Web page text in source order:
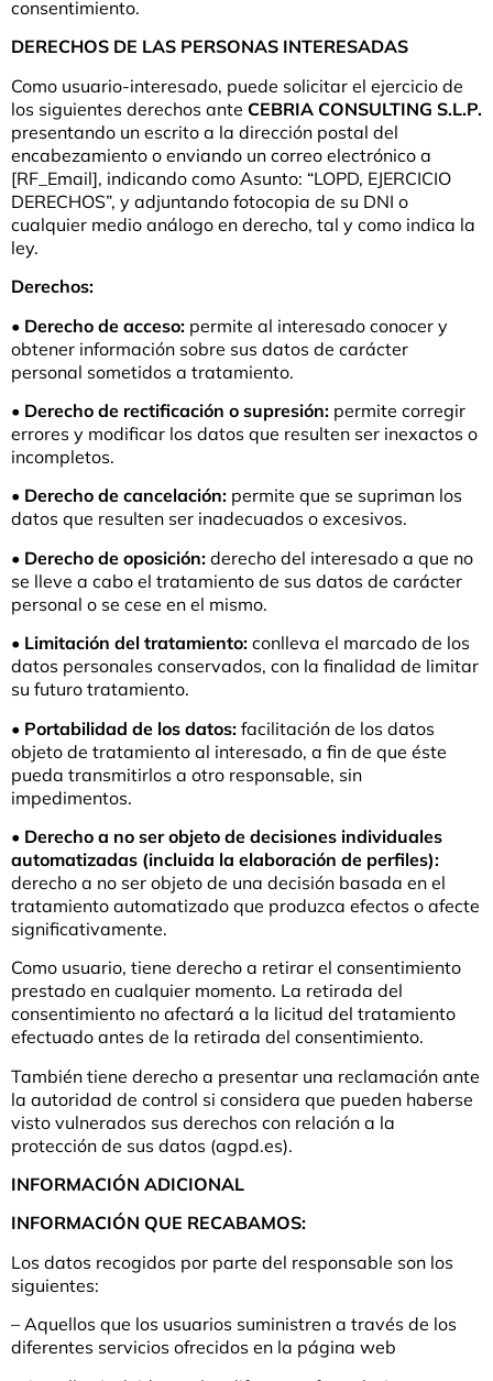
consentimiento.
DERECHOS DE LAS PERSONAS INTERESADAS
Como usuario-interesado, puede solicitar el ejercicio de
los siguientes derechos ante CEBRIA CONSULTING S.L.P.
presentando un escrito a la dirección postal del
encabezamiento o enviando un correo electrónico a
[RF_Email], indicando como Asunto: “LOPD, EJERCICIO
DERECHOS”, y adjuntando fotocopia de su DNI o
cualquier medio análogo en derecho, tal y como indica la
ley.
Derechos:
• Derecho de acceso: permite al interesado conocer y
obtener información sobre sus datos de carácter
personal sometidos a tratamiento.
• Derecho de rectificación o supresión: permite corregir
errores y modificar los datos que resulten ser inexactos o
incompletos.
• Derecho de cancelación: permite que se supriman los
datos que resulten ser inadecuados o excesivos.
• Derecho de oposición: derecho del interesado a que no
se lleve a cabo el tratamiento de sus datos de carácter
personal o se cese en el mismo.
• Limitación del tratamiento: conlleva el marcado de los
datos personales conservados, con la finalidad de limitar
su futuro tratamiento.
• Portabilidad de los datos: facilitación de los datos
objeto de tratamiento al interesado, a fin de que éste
pueda transmitirlos a otro responsable, sin
impedimentos.
• Derecho a no ser objeto de decisiones individuales
automatizadas (incluida la elaboración de perfiles):
derecho a no ser objeto de una decisión basada en el
tratamiento automatizado que produzca efectos o afecte
significativamente.
Como usuario, tiene derecho a retirar el consentimiento
prestado en cualquier momento. La retirada del
consentimiento no afectará a la licitud del tratamiento
efectuado antes de la retirada del consentimiento.
También tiene derecho a presentar una reclamación ante
la autoridad de control si considera que pueden haberse
visto vulnerados sus derechos con relación a la
protección de sus datos (agpd.es).
INFORMACIÓN ADICIONAL
INFORMACIÓN QUE RECABAMOS:
Los datos recogidos por parte del responsable son los
siguientes:
– Aquellos que los usuarios suministren a través de los
diferentes servicios ofrecidos en la página web